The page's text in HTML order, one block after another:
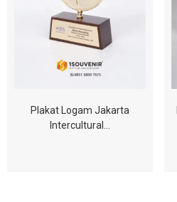
Plakat Logam Jakarta
Intercultural…